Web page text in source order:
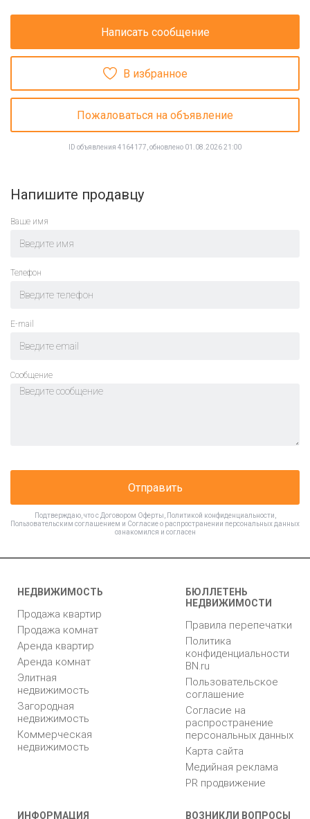
Написать сообщение
В избранное
Пожаловаться на объявление
ID объявления 4164177, обновлено 01.08.2026 21:00
Напишите продавцу
Ваше имя
Телефон
E-mail
Cообщение
Отправить
Подтверждаю, что с Договором Оферты Политикой конфиденциальности
Пользовательским соглашением и Согласие о распространении персональных данных
ознакомился и согласен
НЕДВИЖИМОСТЬ
Продажа квартир
Продажа комнат
Аренда квартир
Аренда комнат
Элитная
недвижимость
Загородная
недвижимость
Коммерческая
недвижимость
БЮЛЛЕТЕНЬ
НЕДВИЖИМОСТИ
Правила перепечатки
Политика
конфиденциальности
BN.ru
Пользовательское
соглашение
Согласие на
распространение
персональных данных
Карта сайта
Медийная реклама
PR продвижение
ИНФОРМАЦИЯ ВОЗНИКЛИ ВОПРОСЫ